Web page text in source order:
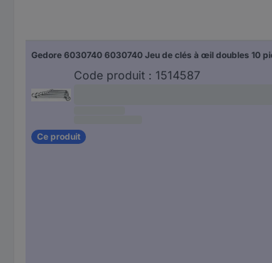
Code produit : 1514587
Ce produit